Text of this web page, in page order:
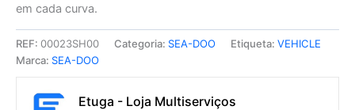
em cada curva.
REF: 00023SH00 Categoria: SEA-DOO Etiqueta: VEHICLE
Marca: SEA-DOO
Etuga - Loja Multiserviços